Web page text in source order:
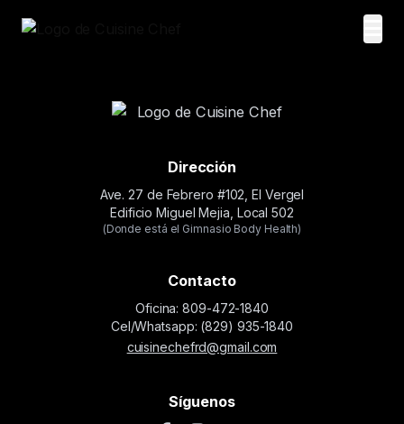
Dirección
Ave. 27 de Febrero #102, El Vergel
Edificio Miguel Mejia, Local 502
(Donde está el Gimnasio Body Health)
Contacto
Oficina: 809-472-1840
Cel/Whatsapp: (829) 935-1840
cuisinechefrd@gmail.com
Síguenos